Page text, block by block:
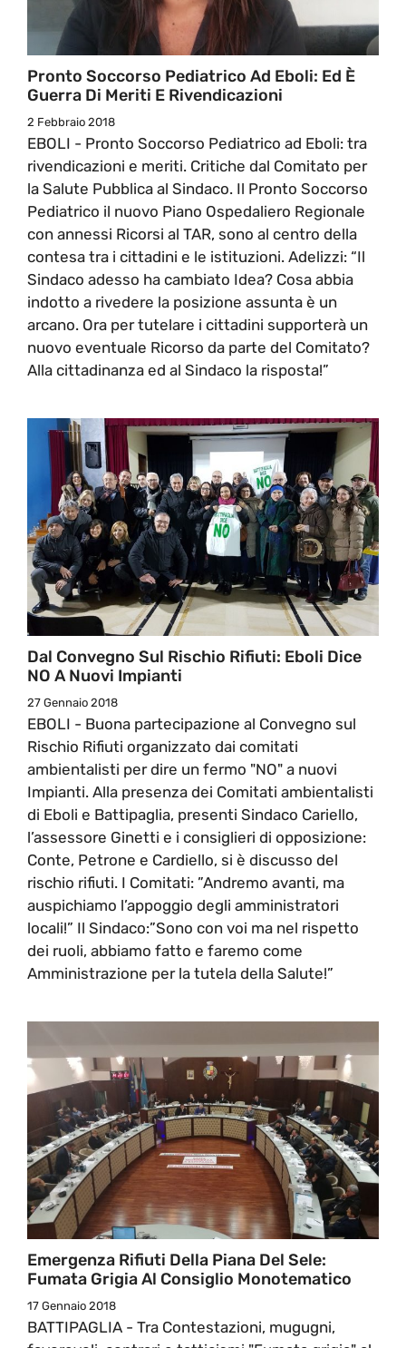
Pronto Soccorso Pediatrico Ad Eboli: Ed È
Guerra Di Meriti E Rivendicazioni
2 Febbraio 2018
EBOLI - Pronto Soccorso Pediatrico ad Eboli: tra
rivendicazioni e meriti. Critiche dal Comitato per
la Salute Pubblica al Sindaco. Il Pronto Soccorso
Pediatrico il nuovo Piano Ospedaliero Regionale
con annessi Ricorsi al TAR, sono al centro della
contesa tra i cittadini e le istituzioni. Adelizzi: “Il
Sindaco adesso ha cambiato Idea? Cosa abbia
indotto a rivedere la posizione assunta è un
arcano. Ora per tutelare i cittadini supporterà un
nuovo eventuale Ricorso da parte del Comitato?
Alla cittadinanza ed al Sindaco la risposta!”
Dal Convegno Sul Rischio Rifiuti: Eboli Dice
NO A Nuovi Impianti
27 Gennaio 2018
EBOLI - Buona partecipazione al Convegno sul
Rischio Rifiuti organizzato dai comitati
ambientalisti per dire un fermo "NO" a nuovi
Impianti. Alla presenza dei Comitati ambientalisti
di Eboli e Battipaglia, presenti Sindaco Cariello,
l’assessore Ginetti e i consiglieri di opposizione:
Conte, Petrone e Cardiello, si è discusso del
rischio rifiuti. I Comitati: ”Andremo avanti, ma
auspichiamo l’appoggio degli amministratori
locali!” Il Sindaco:”Sono con voi ma nel rispetto
dei ruoli, abbiamo fatto e faremo come
Amministrazione per la tutela della Salute!”
Emergenza Rifiuti Della Piana Del Sele:
Fumata Grigia Al Consiglio Monotematico
17 Gennaio 2018
BATTIPAGLIA - Tra Contestazioni, mugugni,